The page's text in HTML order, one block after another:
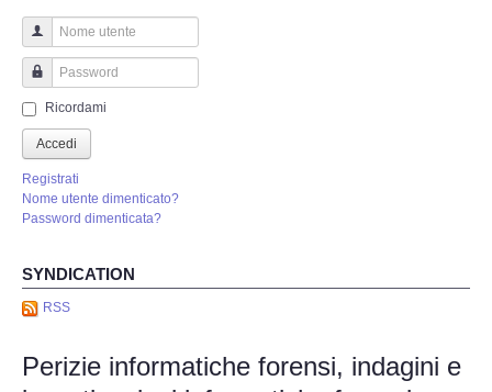
Perizia Truffa Banca e Online
Perizia Dash Cam
Perizia software spia
Perizia Controllo lavoratori
Perizia DVR
Perizia IoT e IIoT
Nome utente
Password
Ricordami
Accedi
Registrati
Nome utente dimenticato?
Password dimenticata?
SYNDICATION
RSS
Perizie informatiche forensi, indagini e